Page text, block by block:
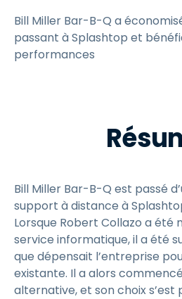
Bill Miller Bar-B-Q a
passant à Splashtop et
performances
Bill Miller Bar-B-Q est passé
support à distance à
Lorsque Robert Collazo a été
service informatique, il a été
que dépensait l’entreprise
existante. Il a alors
alternative, et son choix s’est